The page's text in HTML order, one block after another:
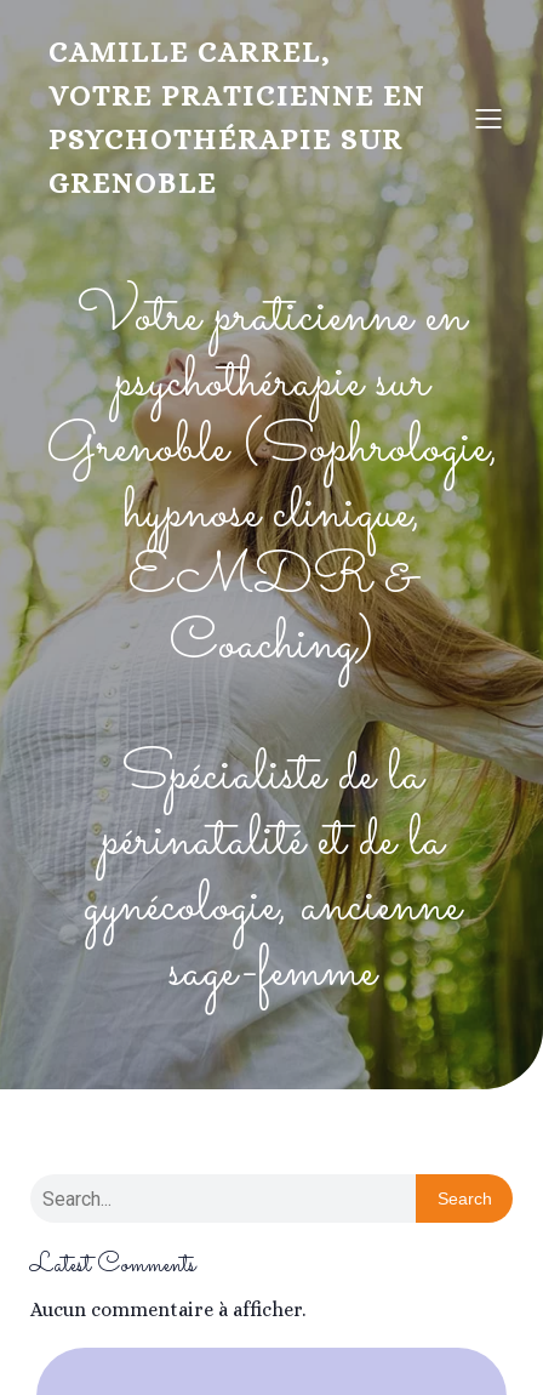
CAMILLE CARREL,
VOTRE PRATICIENNE EN
PSYCHOTHÉRAPIE SUR
GRENOBLE
Votre praticienne en
psychothérapie sur
Grenoble (Sophrologie,
hypnose clinique,
EMDR &
Coaching)
Spécialiste de la
périnatalité et de la
gynécologie, ancienne
sage-femme
Search
Latest Comments
Aucun commentaire à afficher.